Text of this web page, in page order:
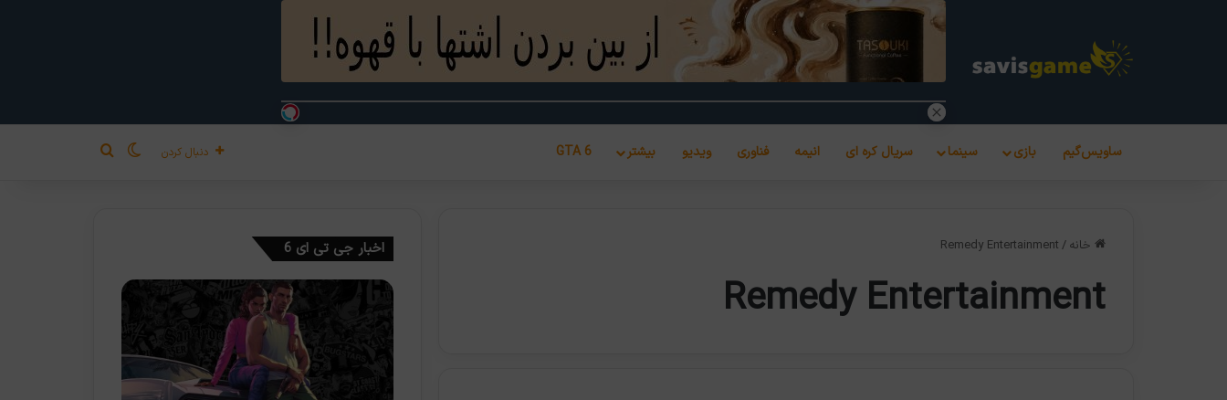
ساویس‌گیم بازی سینما سریال کره ای انیمه فناوری ویدیو بیشتر GTA 6 دنبال کردن تغییر پوسته
جستجو برای
خانه /
Remedy Entertainment
Remedy Entertainment
اخبار جی تی ای 6